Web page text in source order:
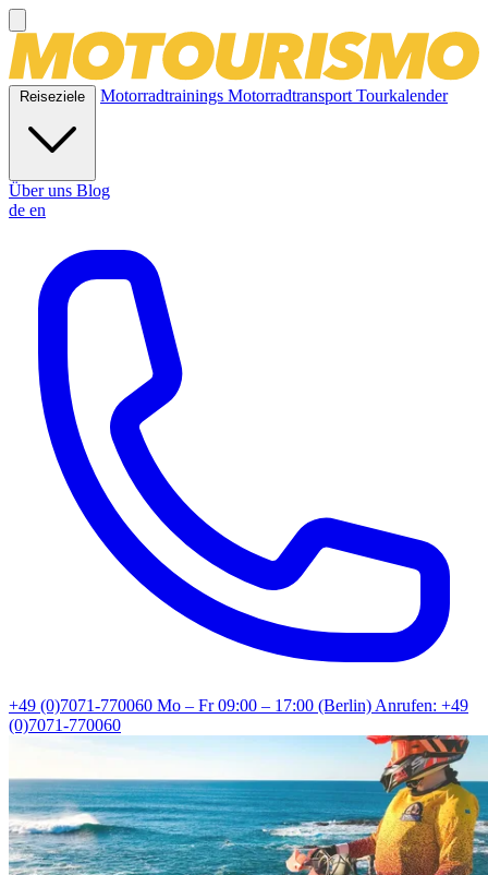
Reiseziele Motorradtrainings MotorradtransportTourkalender
Über uns Blog
de en
+49 (0)7071-770060 Mo – Fr 09:00 – 17:00 (Berlin)Anrufen: +49
(0)7071-770060